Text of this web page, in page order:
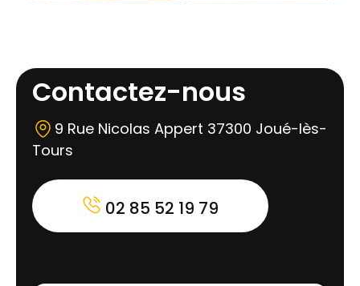
Contactez-nous
9 Rue Nicolas Appert 37300 Joué-lès-
Tours
02 85 52 19 79